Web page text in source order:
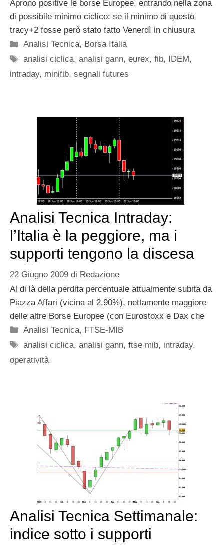
Aprono positive le borse Europee, entrando nella zona
di possibile minimo ciclico: se il minimo di questo
tracy+2 fosse però stato fatto Venerdì in chiusura
Categorie
Analisi Tecnica, Borsa Italia
Tag
analisi ciclica,analisi gann,eurex,fib, IDEM,
intraday, minifib, segnali futures
Analisi Tecnica Intraday:
l’Italia è la peggiore, ma i
supporti tengono la discesa
22 Giugno 2009 di Redazione
Al di là della perdita percentuale attualmente subita da
Piazza Affari (vicina al 2,90%), nettamente maggiore
delle altre Borse Europee (con Eurostoxx e Dax che
Categorie
Analisi Tecnica, FTSE-MIB
Tag
analisi ciclica,analisi gann,ftse mib, intraday,
operatività
Analisi Tecnica Settimanale:
indice sotto i supporti